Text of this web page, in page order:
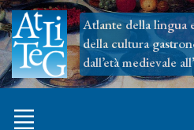
Atlante della lingua
della cultura
dall’età medievale